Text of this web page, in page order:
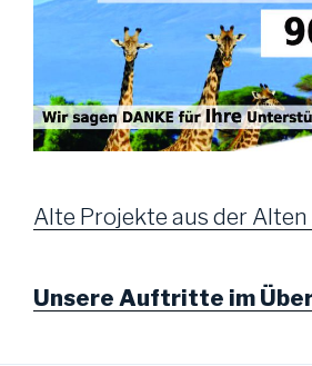
Alte Projekte aus der
Unsere Auftritte im